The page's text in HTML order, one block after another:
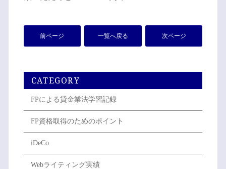
前ページ 一覧へ戻る 次ページ
CATEGORY
FPによる貸金業法学習記録
FP資格取得のためのポイント
iDeCo
Webライティング実績